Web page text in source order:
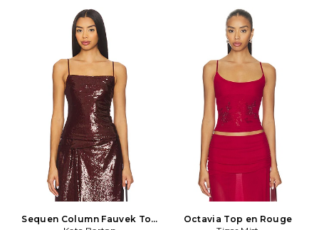
Fabriqué en Chene. Tissu à
sequens. Froncé côtés.
Sequen Column Fauvek Top
Octavia Top en Rouge